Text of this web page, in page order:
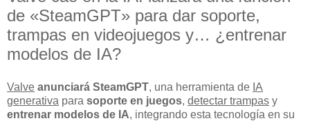
de «SteamGPT» para dar soporte,
trampas en videojuegos y… ¿entrenar
modelos de IA?
Valve anunciará SteamGPT, una herramienta de IA
generativa para soporte en juegos, detectar trampas y
entrenar modelos de IA, integrando esta tecnología en su